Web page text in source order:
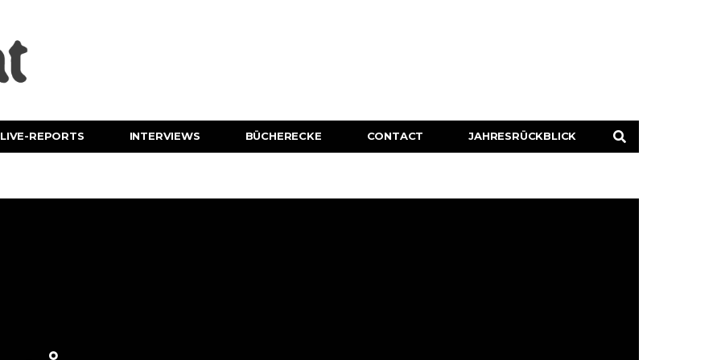
LIVE-REPORTS INTERVIEWS BÜCHERECKE CONTACT JAHRESRÜCKBLICK